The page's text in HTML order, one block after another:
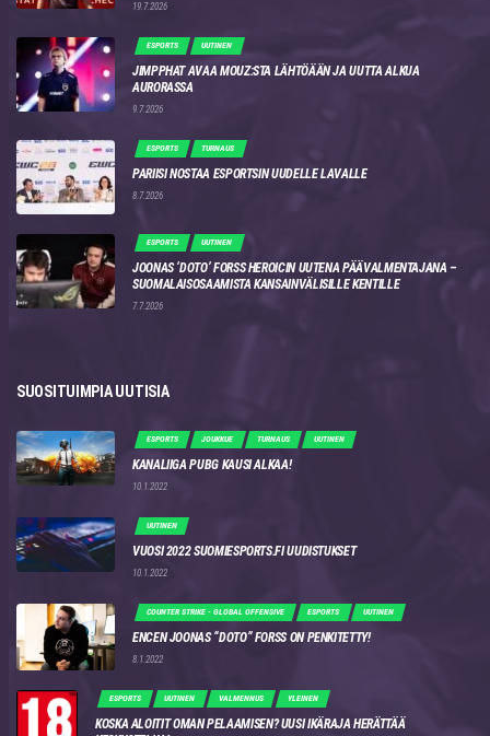
19.7.2026
ESPORTS UUTINEN
JIMPPHAT AVAA MOUZ:STA LÄHTÖÄÄN JA UUTTA ALKUA
AURORASSA
9.7.2026
ESPORTS TURNAUS
PARIISI NOSTAA ESPORTSIN UUDELLE LAVALLE
8.7.2026
ESPORTS UUTINEN
JOONAS ‘DOTO’ FORSS HEROICIN UUTENA PÄÄVALMENTAJANA –
SUOMALAISOSAAMISTA KANSAINVÄLISILLE KENTILLE
7.7.2026
SUOSITUIMPIA UUTISIA
ESPORTS JOUKKUE TURNAUS UUTINEN
KANALIIGA PUBG KAUSI ALKAA!
10.1.2022
UUTINEN
VUOSI 2022 SUOMIESPORTS.FI UUDISTUKSET
10.1.2022
COUNTER STRIKE - GLOBAL OFFENSIVE ESPORTS UUTINEN
ENCEN JOONAS “DOTO” FORSS ON PENKITETTY!
8.1.2022
ESPORTS UUTINEN VALMENNUS YLEINEN
KOSKA ALOITIT OMAN PELAAMISEN? UUSI IKÄRAJA HERÄTTÄÄ